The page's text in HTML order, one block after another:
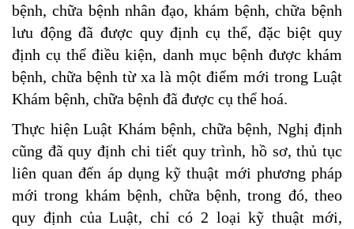
bệnh, chữa bệnh nhân đạo, khám bệnh, chữa bệnh
lưu động đã được quy định cụ thể, đặc biệt quy
định cụ thể điều kiện, danh mục bệnh được khám
bệnh, chữa bệnh từ xa là một điểm mới trong Luật
Khám bệnh, chữa bệnh đã được cụ thể hoá.
Thực hiện Luật Khám bệnh, chữa bệnh, Nghị định
cũng đã quy định chi tiết quy trình, hồ sơ, thủ tục
liên quan đến áp dụng kỹ thuật mới phương pháp
mới trong khám bệnh, chữa bệnh, trong đó, theo
quy định của Luật, chỉ có 2 loại kỹ thuật mới,